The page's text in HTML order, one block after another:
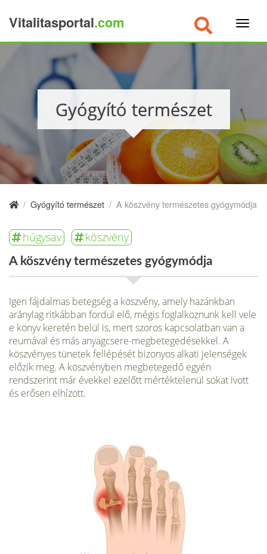
Vitalitasportal.com
Gyógyító természet
/ Gyógyító természet / A köszvény természetes gyógymódja
húgysav köszvény
A köszvény természetes gyógymódja
Igen fájdalmas betegség a köszvény, amely hazánkban
aránylag ritkábban fordul elő, mégis foglalkoznunk kell vele
e könyv keretén belül is, mert szoros kapcsolatban van a
reumával és más anyagcsere-megbetegedésekkel. A
köszvényes tünetek fellépését bizonyos alkati jelenségek
előzik meg. A köszvényben megbetegedő egyén
rendszerint már évekkel ezelőtt mértéktelenül sokat ivott
és erősen elhízott.
×